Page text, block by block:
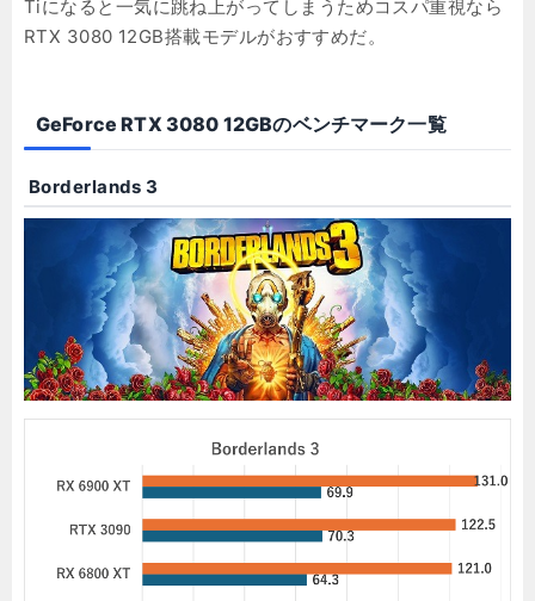
Tiになると一気に跳ね上がってしまうためコスパ重視なら
RTX 3080 12GB搭載モデルがおすすめだ。
GeForce RTX 3080 12GBのベンチマーク一覧
Borderlands 3